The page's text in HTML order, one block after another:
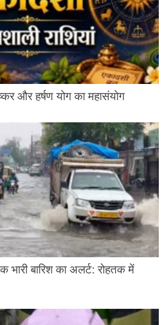
और हर्षण योग का महासंयोग
भारी बारिश का अलर्ट: रोहतक में